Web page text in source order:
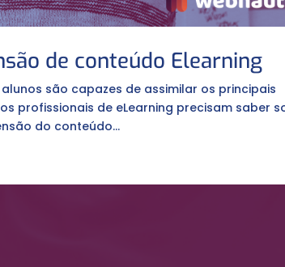
de conteúdo Elearning
são capazes de assimilar os principais
profissionais de eLearning precisam saber
do conteúdo...